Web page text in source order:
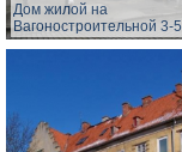
Дом жилой на
Вагоностроительной 3-5